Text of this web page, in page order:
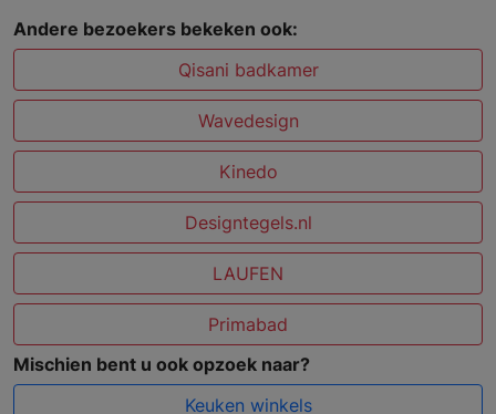
Andere bezoekers bekeken ook:
Qisani badkamer
Wavedesign
Kinedo
Designtegels.nl
LAUFEN
Primabad
Mischien bent u ook opzoek naar?
Keuken winkels